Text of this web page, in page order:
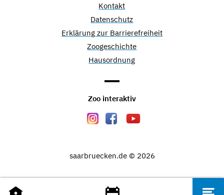
Kontakt
Datenschutz
Erklärung zur Barrierefreiheit
Zoogeschichte
Hausordnung
Zoo interaktiv
saarbruecken.de © 2026